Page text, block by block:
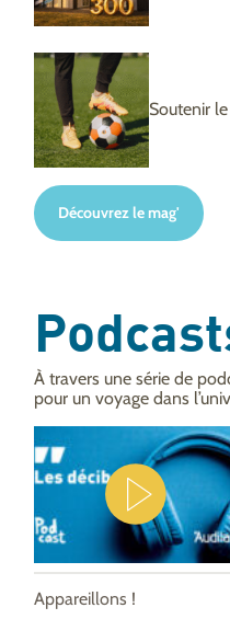
Soutenir
Découvrez le mag'
À travers une série de
pour un voyage dans
Appareillons !